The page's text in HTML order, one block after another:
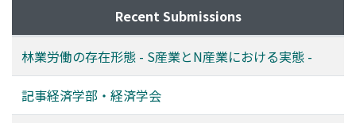
Recent Submissions
林業労働の存在形態 - S産業とN産業における実態 -
記事経済学部・経済学会